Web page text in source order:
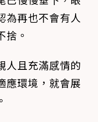
為再也不會有人
捨。
人且充滿感情的
應環境，就會展